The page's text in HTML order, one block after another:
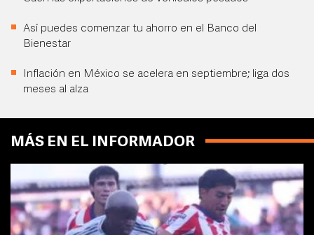
Así puedes comenzar tu ahorro en el Banco del
Bienestar
Inflación en México se acelera en septiembre; liga dos
meses al alza
MÁS EN EL INFORMADOR